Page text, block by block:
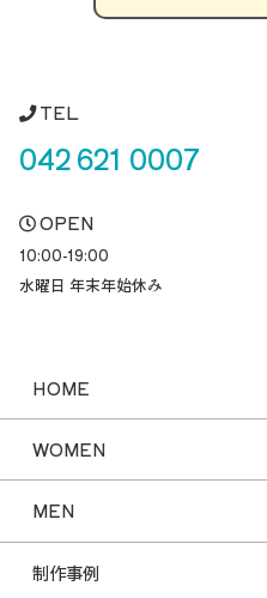
TEL
042 621 0007
OPEN
10:00-19:00
水曜日 年末年始休み
HOME
WOMEN
MEN
制作事例